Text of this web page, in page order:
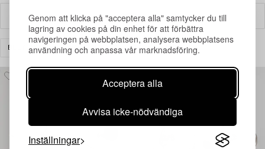
Genom att klicka på "acceptera alla" samtycker du till
lagring av cookies på din enhet för att förbättra
navigeringen på webbplatsen, analysera webbplatsens
användning och anpassa vår marknadsföring.
Acceptera alla
Avvisa icke-nödvändiga
Inställningar
Filter
BELYSNING VÄGGLAMPOR RENSA ALLA